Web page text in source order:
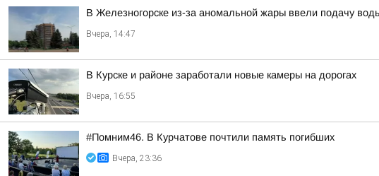
В Железногорске из-за аномальной жары ввели подачу
Вчера, 14:47
В Курске и районе заработали новые камеры на дорогах
Вчера, 16:55
#Помним46. В Курчатове почтили память погибших
Вчера, 23:36